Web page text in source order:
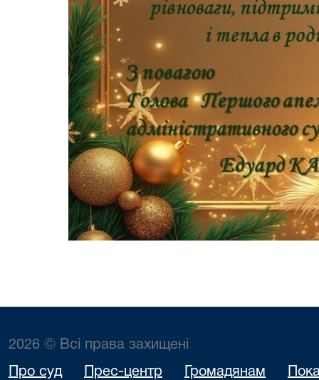
2026 © Всі права захищені
Про суд Прес-центр Громадянам